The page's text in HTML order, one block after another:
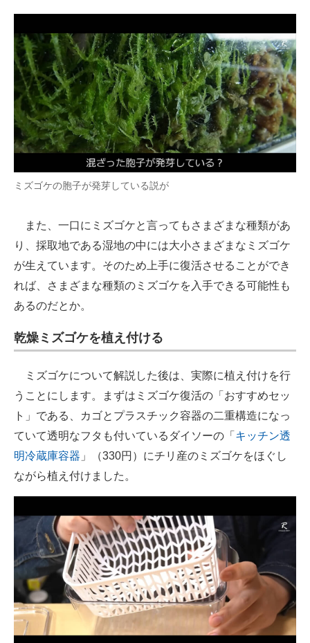
ミズゴケの胞子が発芽している説が
また、一口にミズゴケと言ってもさまざまな種類があ
り、採取地である湿地の中には大小さまざまなミズゴケ
が生えています。そのため上手に復活させることができ
れば、さまざまな種類のミズゴケを入手できる可能性も
あるのだとか。
乾燥ミズゴケを植え付ける
ミズゴケについて解説した後は、実際に植え付けを行
うことにします。まずはミズゴケ復活の「おすすめセッ
ト」である、カゴとプラスチック容器の二重構造になっ
ていて透明なフタも付いているダイソーの「 キッチン透
明冷蔵庫容器 」（330円）にチリ産のミズゴケをほぐし
ながら植え付けました。